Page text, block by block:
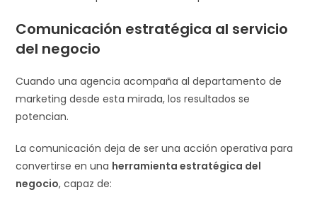
Comunicación estratégica al servicio
del negocio
Cuando una agencia acompaña al departamento de
marketing desde esta mirada, los resultados se
potencian.
La comunicación deja de ser una acción operativa para
convertirse en una herramienta estratégica del
negocio, capaz de: